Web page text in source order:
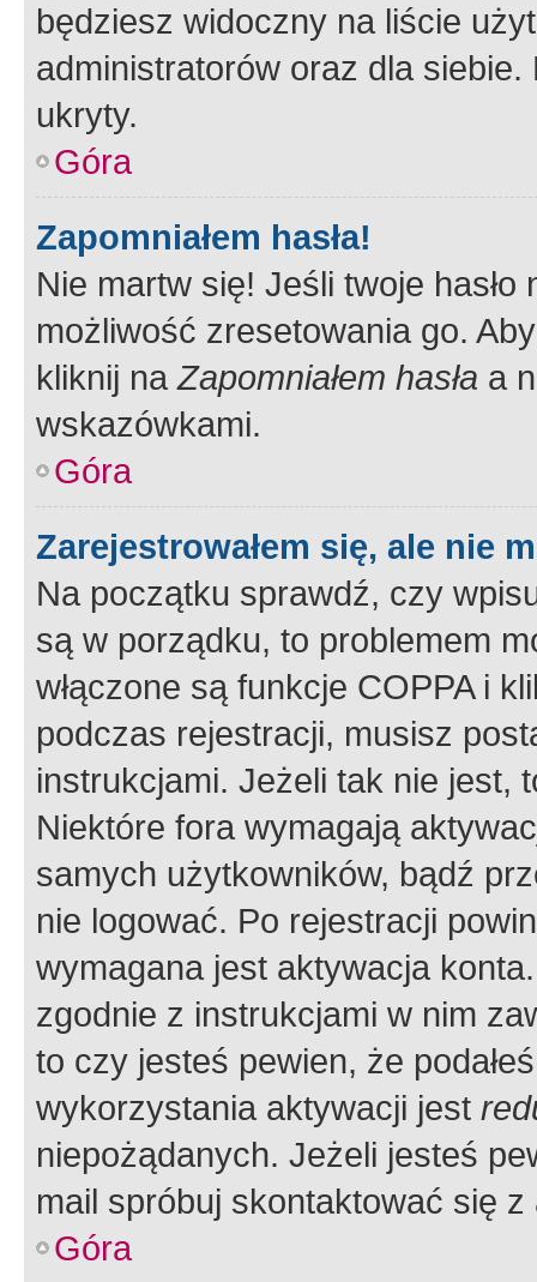
będziesz widoczny na liście
administratorów oraz dla
ukryty.
Góra
Zapomniałem hasła!
Nie martw się! Jeśli twoje
możliwość zresetowania go.
kliknij naZapomniałem hasła a
wskazówkami.
Góra
Zarejestrowałem się, ale nie
Na początku sprawdź, czy
są w porządku, to problemem
włączone są funkcje COPPA i
podczas rejestracji, musisz
instrukcjami. Jeżeli tak nie jest,
Niektóre fora wymagają
samych użytkowników, bądź
nie logować. Po rejestracji
wymagana jest aktywacja
zgodnie z instrukcjami w nim
to czy jesteś pewien, że
wykorzystania aktywacji jest
niepożądanych. Jeżeli jesteś
mail spróbuj skontaktować się
Góra